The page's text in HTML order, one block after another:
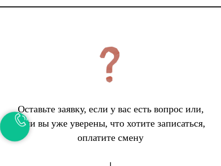
Оставьте заявку, если у вас есть вопрос или,
если вы уже уверены, что хотите записаться,
оплатите смену